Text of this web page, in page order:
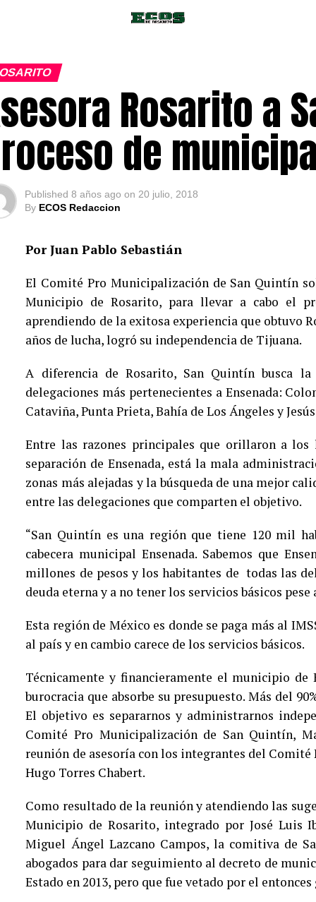
Rosarito a
de
Published 8 años ago on 20 julio, 2018
By ECOS Redaccion
Por Juan Pablo Sebastián
El Comité Pro Municipalización de San Quintín
Municipio de Rosarito, para llevar a cabo el
aprendiendo de la exitosa experiencia que obtuvo
años de lucha, logró su independencia de Tijuana.
A diferencia de Rosarito, San Quintín busca
delegaciones más pertenecientes a Ensenada:
Cataviña, Punta Prieta, Bahía de Los Ángeles y
Entre las razones principales que orillaron a
separación de Ensenada, está la mala
zonas más alejadas y la búsqueda de una mejor
entre las delegaciones que comparten el objetivo.
“San Quintín es una región que tiene 120 mil
cabecera municipal Ensenada. Sabemos que
millones de pesos y los habitantes de todas las
deuda eterna y a no tener los servicios básicos
Esta región de México es donde se paga más al
al país y en cambio carece de los servicios básicos.
Técnicamente y financieramente el municipio de
burocracia que absorbe su presupuesto. Más del
El objetivo es separarnos y administrarnos
Comité Pro Municipalización de San Quintín,
reunión de asesoría con los integrantes del
Hugo Torres Chabert.
Como resultado de la reunión y atendiendo las
Municipio de Rosarito, integrado por José Luis
Miguel Ángel Lazcano Campos, la comitiva de
abogados para dar seguimiento al decreto de
Estado en 2013, pero que fue vetado por el